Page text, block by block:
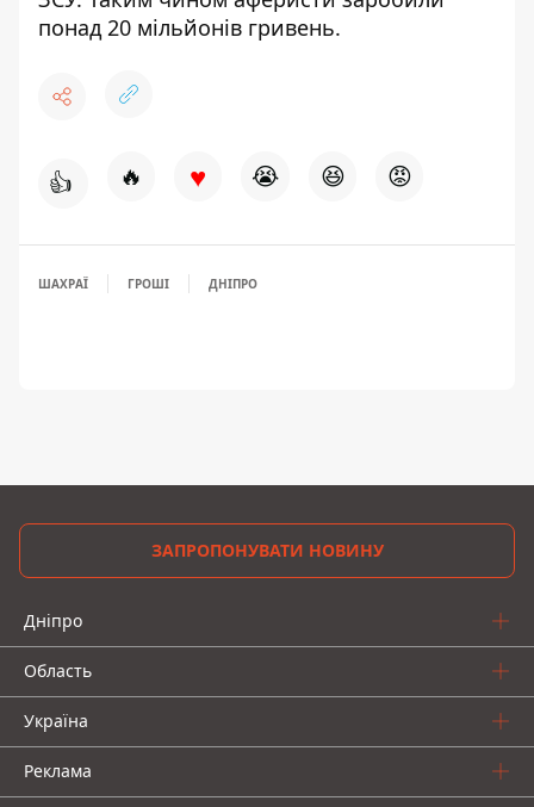
понад 20 мільйонів гривень.
👍 🔥 ♥ 😭 😆 😡
ШАХРАЇ ГРОШІ ДНІПРО
ЗАПРОПОНУВАТИ НОВИНУ
Дніпро
Область
Україна
Реклама